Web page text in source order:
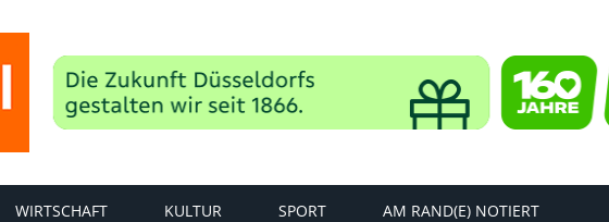
WIRTSCHAFT KULTUR SPORT AM RAND(E) NOTIERT